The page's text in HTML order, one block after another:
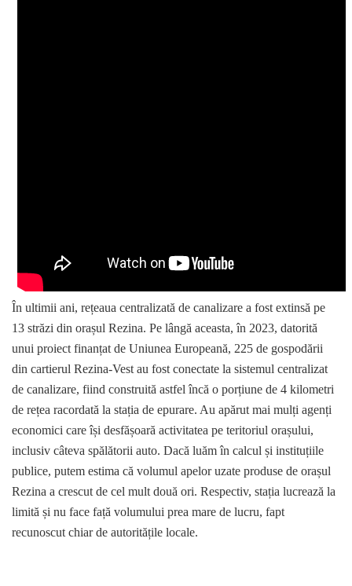
În ultimii ani, rețeaua centralizată de canalizare a fost extinsă pe
13 străzi din orașul Rezina. Pe lângă aceasta, în 2023, datorită
unui proiect finanțat de Uniunea Europeană, 225 de gospodării
din cartierul Rezina-Vest au fost conectate la sistemul centralizat
de canalizare, fiind construită astfel încă o porțiune de 4 kilometri
de rețea racordată la stația de epurare. Au apărut mai mulți agenți
economici care își desfășoară activitatea pe teritoriul orașului,
inclusiv câteva spălătorii auto. Dacă luăm în calcul și instituțiile
publice, putem estima că volumul apelor uzate produse de orașul
Rezina a crescut de cel mult două ori. Respectiv, stația lucrează la
limită și nu face față volumului prea mare de lucru, fapt
recunoscut chiar de autoritățile locale.